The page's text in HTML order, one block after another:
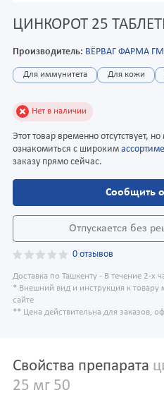
ЦИНКОРОТ 25
Производитель: ВЁРВАГ ФАРМА
Для иммунитета Для кожи
Нет в наличии
Этот товар временно отсутствует,
ознакомиться с широким
заказу прямо сейчас.
Сообщить
Отпускается без
0 отзывов
Доставка по Ташкенту - В течение 2-х
* Внешний вид и инструкция к товару
сайте
** Цена действительна для заказов,
Свойства препарата
25 мг 50